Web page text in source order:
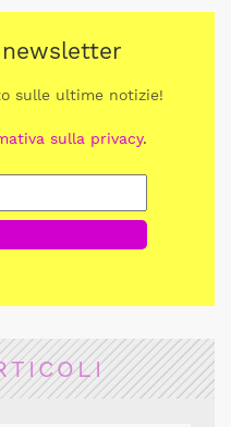
sulle ultime notizie!
sulla privacy.